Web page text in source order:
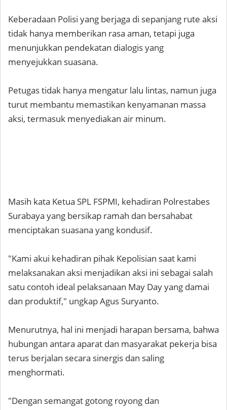
Keberadaan Polisi yang berjaga di sepanjang rute aksi
tidak hanya memberikan rasa aman, tetapi juga
menunjukkan pendekatan dialogis yang
menyejukkan suasana.
Petugas tidak hanya mengatur lalu lintas, namun juga
turut membantu memastikan kenyamanan massa
aksi, termasuk menyediakan air minum.
Masih kata Ketua SPL FSPMI, kehadiran Polrestabes
Surabaya yang bersikap ramah dan bersahabat
menciptakan suasana yang kondusif.
"Kami akui kehadiran pihak Kepolisian saat kami
melaksanakan aksi menjadikan aksi ini sebagai salah
satu contoh ideal pelaksanaan May Day yang damai
dan produktif," ungkap Agus Suryanto.
Menurutnya, hal ini menjadi harapan bersama, bahwa
hubungan antara aparat dan masyarakat pekerja bisa
terus berjalan secara sinergis dan saling
menghormati.
"Dengan semangat gotong royong dan